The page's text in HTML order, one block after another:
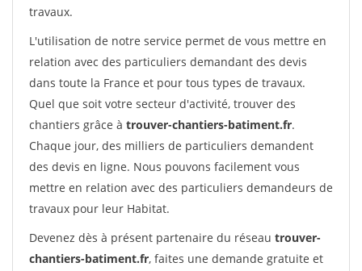
travaux.
L'utilisation de notre service permet de vous mettre en
relation avec des particuliers demandant des devis
dans toute la France et pour tous types de travaux.
Quel que soit votre secteur d'activité, trouver des
chantiers grâce à trouver-chantiers-batiment.fr.
Chaque jour, des milliers de particuliers demandent
des devis en ligne. Nous pouvons facilement vous
mettre en relation avec des particuliers demandeurs de
travaux pour leur Habitat.
Devenez dès à présent partenaire du réseau trouver-
chantiers-batiment.fr, faites une demande gratuite et